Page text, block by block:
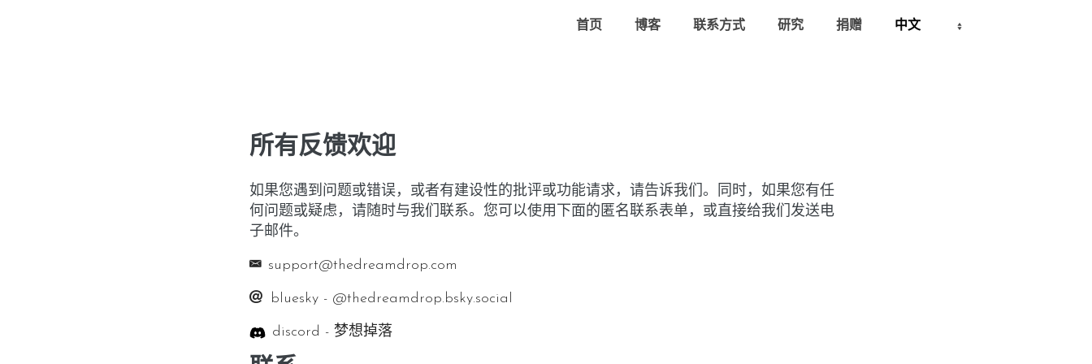
首页 博客 联系方式 研究 捐赠
所有反馈欢迎
如果您遇到问题或错误，或者有建设性的批评或功能请求，请告诉我们。同时，如果您有任
何问题或疑虑，请随时与我们联系。您可以使用下面的匿名联系表单，或直接给我们发送电
子邮件。
support@thedreamdrop.com
bluesky - @thedreamdrop.bsky.social
discord - 梦想掉落